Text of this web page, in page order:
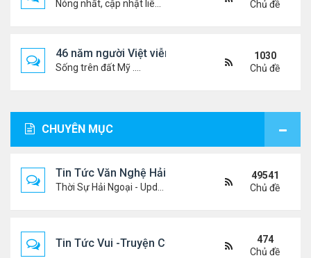
Chủ đề
46 năm người Việt viễn xứ
Sống trên đất Mỹ ....
1030
Chủ đề
CHUYÊN MỤC
Tin Tức Văn Nghệ Hải Ngoại
49541
Chủ đề
Tin Tức Vui -Truyện Cười- Video Hài
474
Chủ đề